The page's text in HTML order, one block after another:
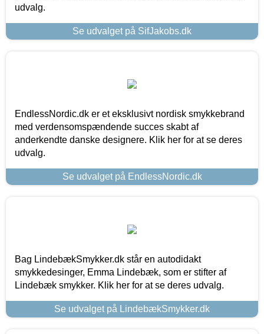
udvalg.
Se udvalget på SifJakobs.dk
EndlessNordic.dk er et eksklusivt nordisk smykkebrand
med verdensomspændende succes skabt af
anderkendte danske designere. Klik her for at se deres
udvalg.
Se udvalget på EndlessNordic.dk
Bag LindebækSmykker.dk står en autodidakt
smykkedesinger, Emma Lindebæk, som er stifter af
Lindebæk smykker. Klik her for at se deres udvalg.
Se udvalget på LindebækSmykker.dk